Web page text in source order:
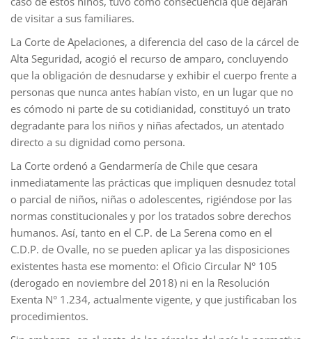
de visitar a sus familiares.
La Corte de Apelaciones, a diferencia del caso de la cárcel de
Alta Seguridad, acogió el recurso de amparo, concluyendo
que la obligación de desnudarse y exhibir el cuerpo frente a
personas que nunca antes habían visto, en un lugar que no
es cómodo ni parte de su cotidianidad, constituyó un trato
degradante para los niños y niñas afectados, un atentado
directo a su dignidad como persona.
La Corte ordenó a Gendarmería de Chile que cesara
inmediatamente las prácticas que impliquen desnudez total
o parcial de niños, niñas o adolescentes, rigiéndose por las
normas constitucionales y por los tratados sobre derechos
humanos. Así, tanto en el C.P. de La Serena como en el
C.D.P. de Ovalle, no se pueden aplicar ya las disposiciones
existentes hasta ese momento: el Oficio Circular N° 105
(derogado en noviembre del 2018) ni en la Resolución
Exenta N° 1.234, actualmente vigente, y que justificaban los
procedimientos.